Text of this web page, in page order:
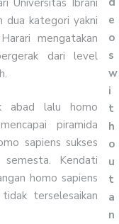
dua kategori yakni
mengatakan
dari level
abad lalu homo
piramida
sapiens sukses
Kendati
homo sapiens
terselesaikan
e
o
s
w
i
t
h
o
u
t
a
n